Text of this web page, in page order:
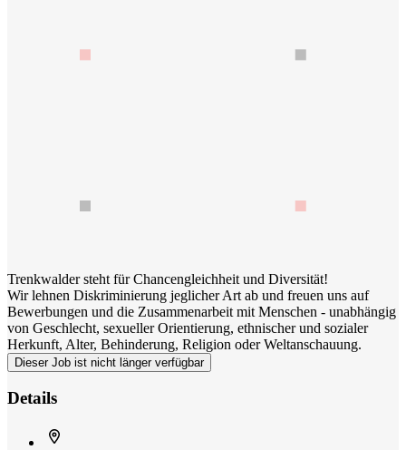
Trenkwalder steht für Chancengleichheit und Diversität!
Wir lehnen Diskriminierung jeglicher Art ab und freuen uns auf
Bewerbungen und die Zusammenarbeit mit Menschen - unabhängig
von Geschlecht, sexueller Orientierung, ethnischer und sozialer
Herkunft, Alter, Behinderung, Religion oder Weltanschauung.
Dieser Job ist nicht länger verfügbar
Details